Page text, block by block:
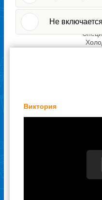
Не включается
Виктория